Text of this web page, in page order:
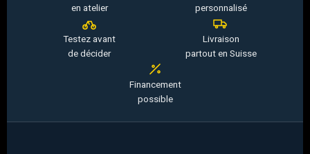
en atelier
personnalisé
Testez avant
de décider
Livraison
partout en Suisse
Financement
possible